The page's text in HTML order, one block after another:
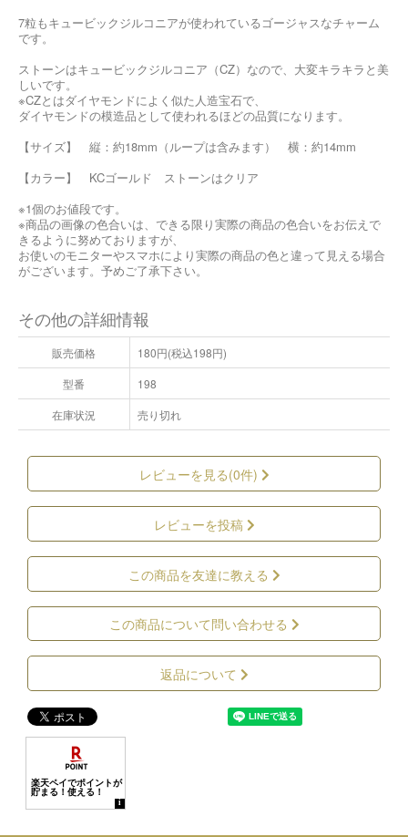
7粒もキュービックジルコニアが使われているゴージャスなチャーム
です。
ストーンはキュービックジルコニア（CZ）なので、大変キラキラと美
しいです。
※CZとはダイヤモンドによく似た人造宝石で、
ダイヤモンドの模造品として使われるほどの品質になります。
【サイズ】 縦：約18mm（ループは含みます） 横：約14mm
【カラー】 KCゴールド ストーンはクリア
※1個のお値段です。
※商品の画像の色合いは、できる限り実際の商品の色合いをお伝えで
きるように努めておりますが、
お使いのモニターやスマホにより実際の商品の色と違って見える場合
がございます。予めご了承下さい。
その他の詳細情報
販売価格
180円(税込198円)
型番
198
在庫状況
売り切れ
レビューを見る(0件)
レビューを投稿
この商品を友達に教える
この商品について問い合わせる
返品について